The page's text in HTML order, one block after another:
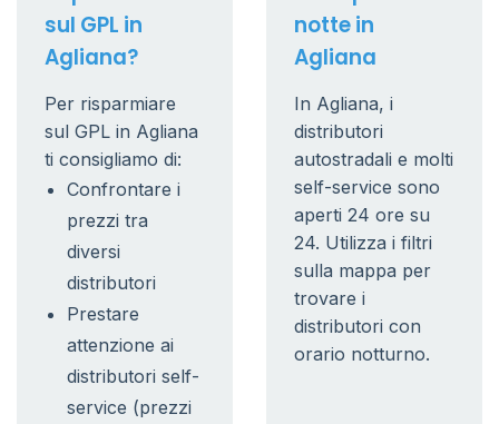
sul GPL in
Agliana?
Per risparmiare
sul GPL in Agliana
ti consigliamo di:
Confrontare i
prezzi tra
diversi
distributori
Prestare
attenzione ai
distributori self-
service (prezzi
notte in
Agliana
In Agliana, i
distributori
autostradali e molti
self-service sono
aperti 24 ore su
24. Utilizza i filtri
sulla mappa per
trovare i
distributori con
orario notturno.